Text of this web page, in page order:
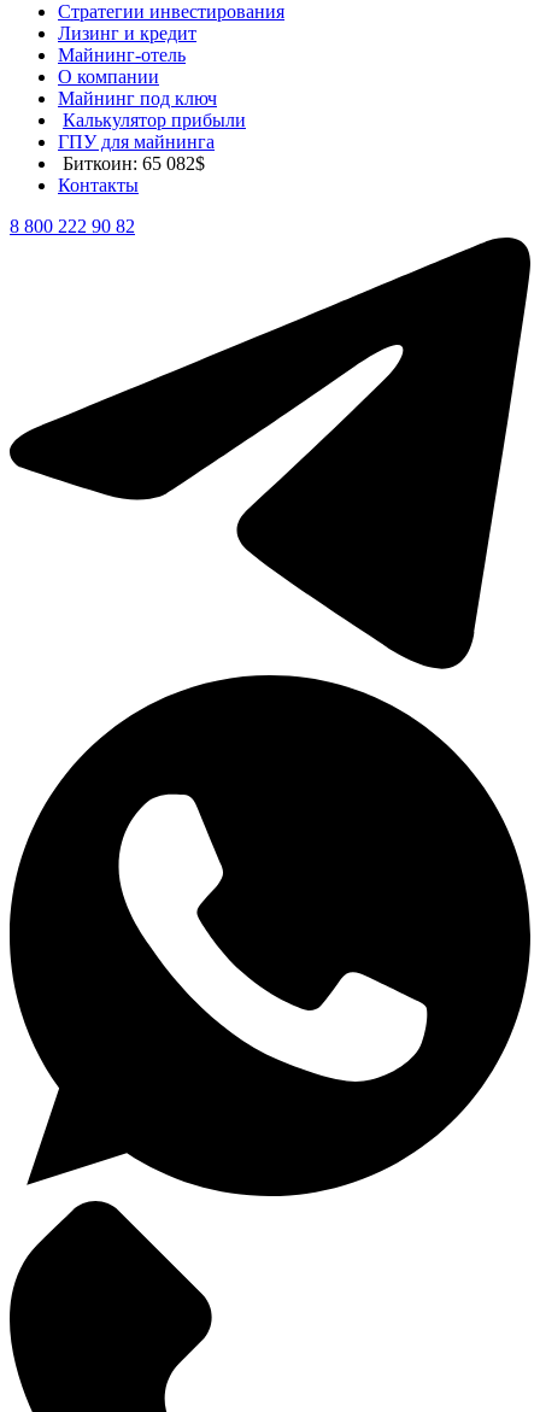
Стратегии инвестирования
Лизинг и кредит
Майнинг-отель
О компании
Майнинг под ключ
Калькулятор прибыли
ГПУ для майнинга
Биткоин: 65 082$
Контакты
8 800 222 90 82